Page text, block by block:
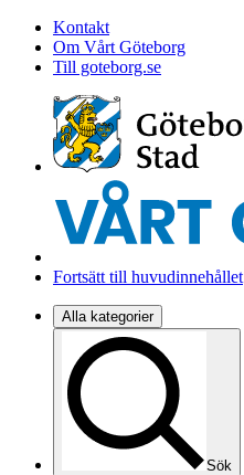
Kontakt
Om Vårt Göteborg
Till goteborg.se
Fortsätt till huvudinnehållet
Alla kategorier
Sök